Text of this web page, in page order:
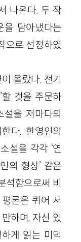
나온다. 두 작
을 담아냈다는
으로 선정하였
올랐다. 전기
할 것을 주문하
을 저마다의
다. 한영인의
설을 각각 ‘연
의 형상’ 같은
석함으로써 비
론은 퀴어 서
하며, 자신 있
게 읽는 미덕